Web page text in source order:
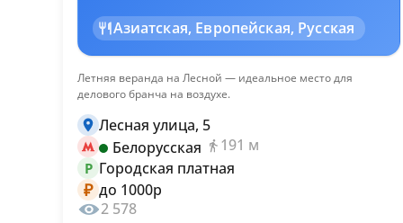
Азиатская, Европейская, Русская
Летняя веранда на Лесной — идеальное место для
делового бранча на воздухе.
Лесная улица, 5
Белорусская
191 м
P Городская платная
₽ до 1000р
2 578